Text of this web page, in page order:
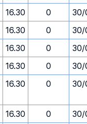
16.30 0
30/
16.30 0
30/
16.30 0
30/
16.30 0
30/
16.30 0 30/
16.30 0
30/